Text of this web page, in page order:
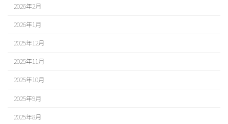
2026年2月
2026年1月
2025年12月
2025年11月
2025年10月
2025年9月
2025年8月